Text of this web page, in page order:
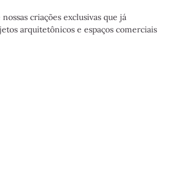
criações exclusivas que já
arquitetônicos e espaços comerciais